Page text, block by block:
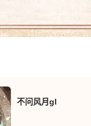
不问风月gl